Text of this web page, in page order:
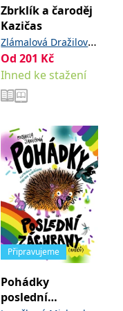
Zbrklík a čaroděj
Kazičas
Zlámalová Dražilová
Sandra, Koželuhová
Marie
Od201 Kč
Ihned ke stažení
Připravujeme
Pohádky
poslední